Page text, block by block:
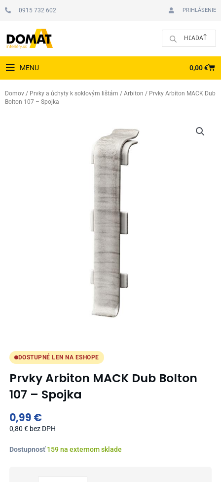
0915 732 602 PRIHLÁSENIE
MENU 0,00€
Domov / Prvky a úchyty k soklovým lištám / Arbiton / Prvky Arbiton MACK Dub
Bolton 107 – Spojka
DOSTUPNÉ LEN NA ESHOPE
Prvky Arbiton MACK Dub Bolton
107 – Spojka
0,99 €
0,80 € bez DPH
Dostupnosť 159 na externom sklade
množstvo